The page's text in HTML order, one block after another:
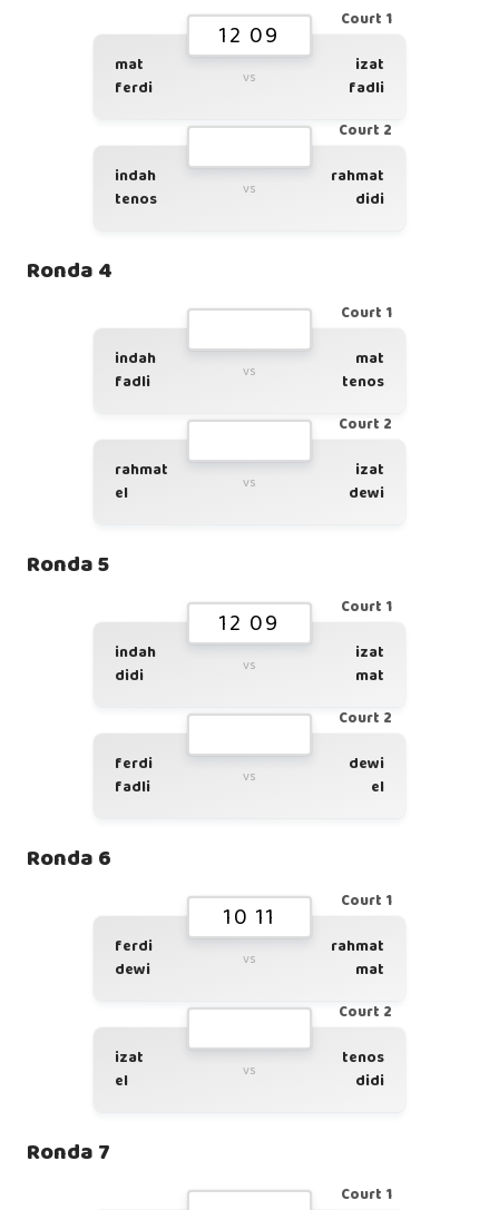
Court 1
12 09
mat
ferdi
vs
izat
fadli
Court 2
indah
tenos
vs
rahmat
didi
Ronda 4
Court 1
indah
fadli
vs
mat
tenos
Court 2
rahmat
el
vs
izat
dewi
Ronda 5
Court 1
12 09
indah
didi
vs
izat
mat
Court 2
ferdi
fadli
vs
dewi
el
Ronda 6
Court 1
10 11
ferdi
dewi
vs
rahmat
mat
Court 2
izat
el
vs
tenos
didi
Ronda 7
Court 1